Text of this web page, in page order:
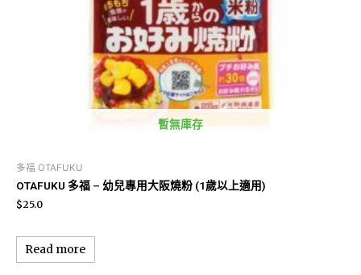
暫無庫存
多福 OTAFUKU
OTAFUKU 多福 – 幼兒專用大阪燒粉 (1歲以上適用)
$25.0
Read more